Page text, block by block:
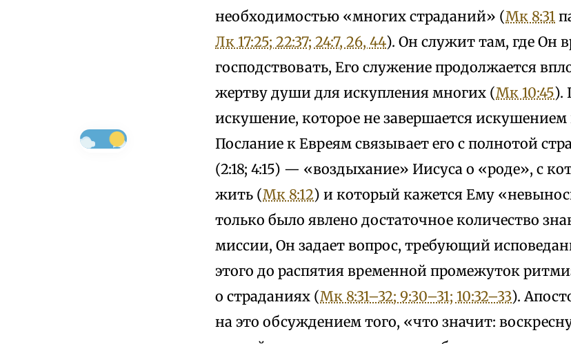
необходимостью «многих страданий» (Мк 8:31
Лк 17:25; 22:37; 24:7, 26, 44). Он служит там, где Он
господствовать, Его служение продолжается
жертву души для искупления многих (Мк 10:45).
искушение, которое не завершается искушением
Послание к Евреям связывает его с полнотой
(2:18; 4:15) — «воздыхание» Иисуса о «роде», с
жить (Мк 8:12) и который кажется Ему
только было явлено достаточное количество
миссии, Он задает вопрос, требующий
этого до распятия временной промежуток
о страданиях (Мк 8:31–32; 9:30–31; 10:32–33).
на это обсуждением того, «что значит: